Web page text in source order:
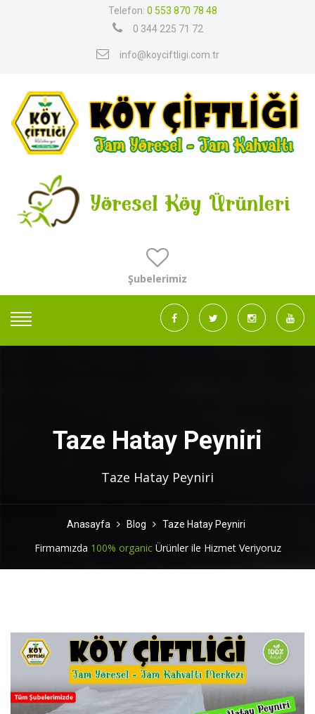
Telefon: 0 553 870 78 48
0 344 225 71 72
info@koyciftligi.com.tr
Şubelerimiz
Taze Hatay Peyniri
Taze Hatay Peyniri
Anasayfa Blog Taze Hatay Peyniri
Firmamızda 100% organicÜrünler ile Hizmet Veriyoruz